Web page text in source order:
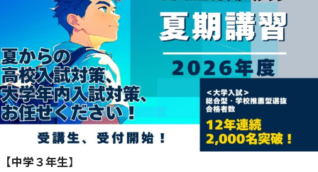
【中学３年生】